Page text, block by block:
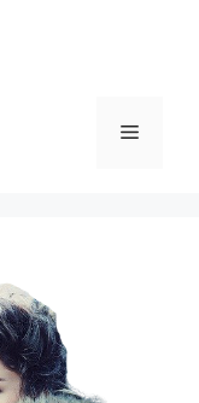
Menü